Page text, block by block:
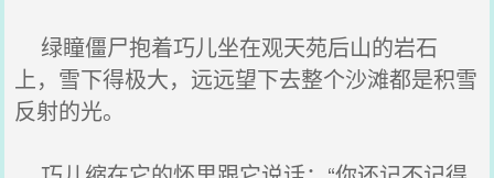
绿瞳僵尸抱着巧儿坐在观天苑后山的岩石
上，雪下得极大，远远望下去整个沙滩都是积雪
反射的光。